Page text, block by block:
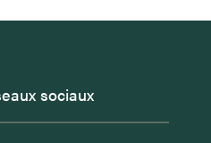
sociaux